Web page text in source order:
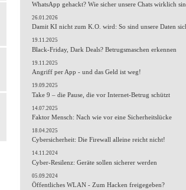
WhatsApp gehackt? Wie sicher unsere Chats wirklich
26.01.2026
Damit KI nicht zum K.O. wird: So sind unsere Daten
19.11.2025
Black-Friday, Dark Deals? Betrugsmaschen erkennen
19.11.2025
Angriff per App - und das Geld ist weg!
19.09.2025
Take 9 – die Pause, die vor Internet-Betrug schützt
14.07.2025
Faktor Mensch: Nach wie vor eine Sicherheitslücke
18.04.2025
Cybersicherheit: Die Firewall alleine reicht nicht!
14.11.2024
Cyber-Resilenz: Geräte sollen sicherer werden
05.09.2024
Öffentliches WLAN - Zum Hacken freigegeben?